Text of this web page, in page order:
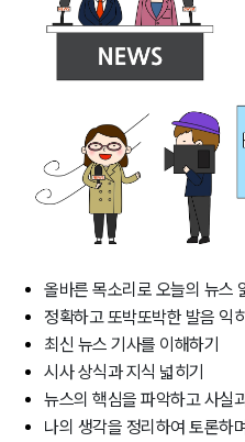
올바른 목소리로 오늘의 뉴스
정확하고 또박또박한 발음 익
최신 뉴스 기사를 이해하기
시사 상식과 지식 넓히기
뉴스의 핵심을 파악하고 사실
나의 생각을 정리하여 토론하